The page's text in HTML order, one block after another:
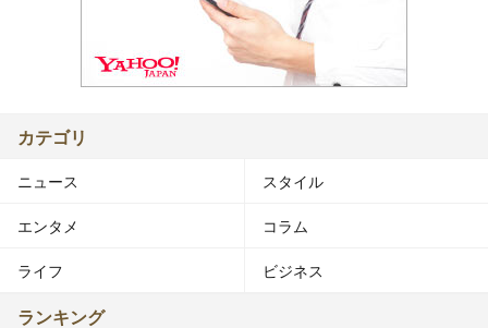
カテゴリ
ニュース スタイル
エンタメ コラム
ライフ ビジネス
ランキング